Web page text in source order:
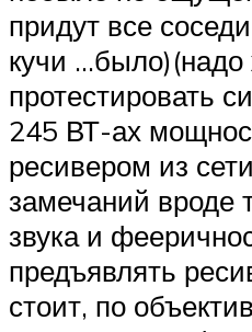
придут все
кучи
протестировать
245 ВТ-ах
ресивером из
замечаний вроде
звука и
предъявлять
стоит, по